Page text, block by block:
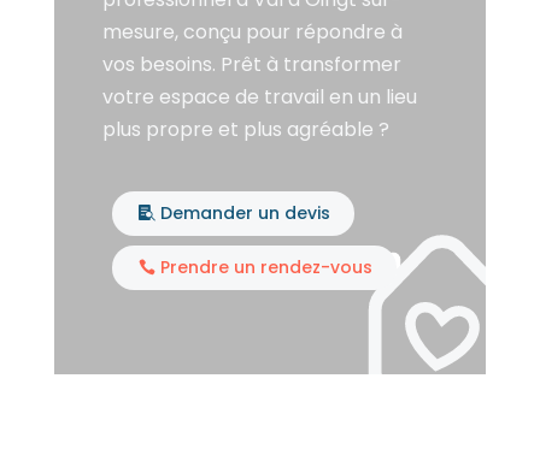
mesure, conçu pour répondre à
vos besoins. Prêt à transformer
votre espace de travail en un lieu
plus propre et plus agréable ?
Demander un devis
Prendre un rendez-vous